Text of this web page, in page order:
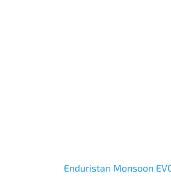
Enduristan Monsoon